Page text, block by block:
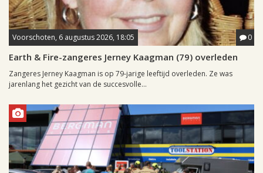
Voorschoten, 6 augustus 2026, 18:05 0
Earth & Fire-zangeres Jerney Kaagman (79) overleden
Zangeres Jerney Kaagman is op 79-jarige leeftijd overleden. Ze was
jarenlang het gezicht van de succesvolle...